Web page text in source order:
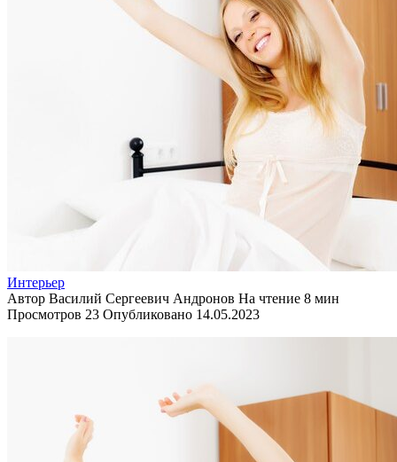
Интерьер
Автор Василий Сергеевич Андронов На чтение 8 мин
Просмотров 23 Опубликовано 14.05.2023